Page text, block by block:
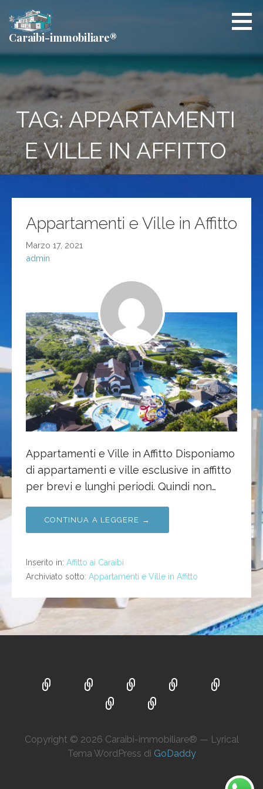
contenuto
Caraibi-immobiliare®
TAG: APPARTAMENTI
E VILLE IN AFFITTO
Appartamenti e Ville in Affitto
Marzo 17, 2021
admin
Appartamenti e Ville in Affitto Disponiamo
di appartamenti e ville esclusive in affitto
per brevi e lunghi periodi. Quindi non…
CONTINUA A LEGGERE →
Inserito in: Affitto ai Caraibi
Archiviato sotto: Appartamenti e Ville in Affitto
Copyright © 2026 Caraibi-immobiliare® — Lyrical
Tema WordPress di GoDaddy